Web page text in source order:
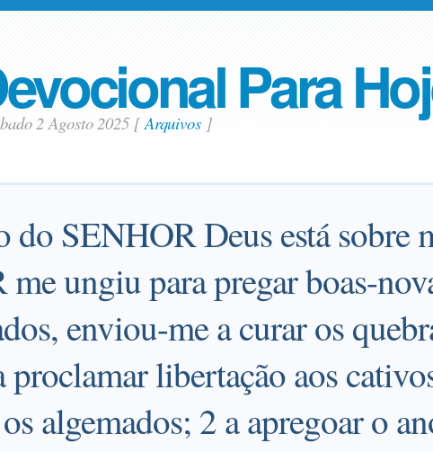
Para
2 Agosto 2025 [Arquivos]
do SENHOR Deus está sobre
ungiu para pregar boas-
enviou-me a curar os
proclamar libertação aos
algemados; 2 a apregoar o